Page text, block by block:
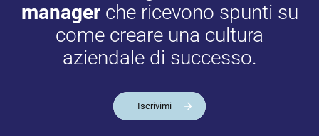
managerche ricevono spunti su
come creare una cultura
aziendale di successo.
Iscrivimi